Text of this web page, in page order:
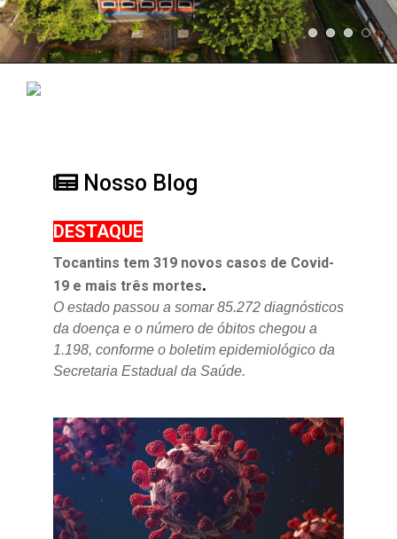
Nosso Blog
DESTAQUE
Tocantins tem 319 novos casos de Covid-
19 e mais três mortes.
O estado passou a somar 85.272 diagnósticos
da doença e o número de óbitos chegou a
1.198, conforme o boletim epidemiológico da
Secretaria Estadual da Saúde.